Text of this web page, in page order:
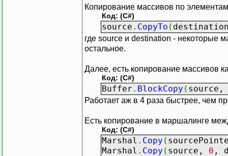
Копирование массивов по
Код: (C#)
source . CopyTo (
где source и destination - некоторые
остальное.
Далее, есть копирование массивов
Код: (C#)
Buffer . BlockCopy (
Работает аж в 4 раза быстрее, чем
Есть копирование в маршалинге
Код: (C#)
Marshal . Copy (
Marshal . Copy ( source, 0 ,